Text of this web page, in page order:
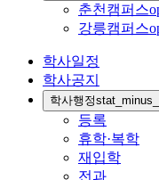
춘천캠퍼스
강릉캠퍼스
학사일정
학사공지
학사행정
등록
휴학·복학
재입학
전과